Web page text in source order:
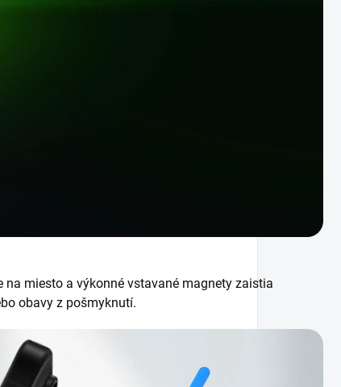
miesto a výkonné vstavané magnety zaistia
obavy z pošmyknutí.